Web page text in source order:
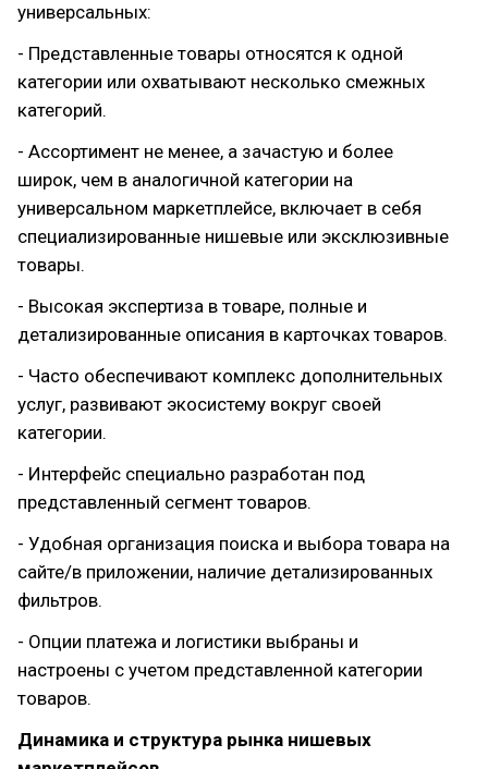
универсальных:
- Представленные товары относятся к одной
категории или охватывают несколько смежных
категорий.
- Ассортимент не менее, а зачастую и более
широк, чем в аналогичной категории на
универсальном маркетплейсе, включает в себя
специализированные нишевые или эксклюзивные
товары.
- Высокая экспертиза в товаре, полные и
детализированные описания в карточках товаров.
- Часто обеспечивают комплекс дополнительных
услуг, развивают экосистему вокруг своей
категории.
- Интерфейс специально разработан под
представленный сегмент товаров.
- Удобная организация поиска и выбора товара на
сайте/в приложении, наличие детализированных
фильтров.
- Опции платежа и логистики выбраны и
настроены с учетом представленной категории
товаров.
Динамика и структура рынка нишевых